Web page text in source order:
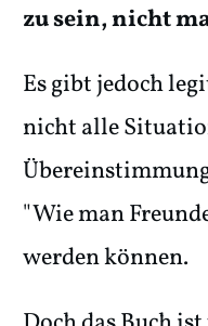
zu sein, nicht
Es gibt jedoch
nicht alle
"Wie man
werden können.